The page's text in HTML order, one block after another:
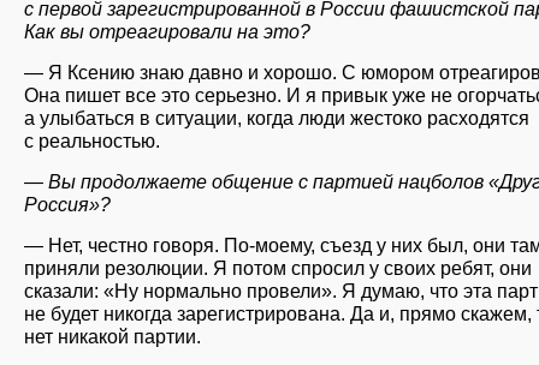
с первой зарегистрированной в России фашистской
Как вы отреагировали на это?
— Я Ксению знаю давно и хорошо. С юмором
Она пишет все это серьезно. И я привык уже не
а улыбаться в ситуации, когда люди жестоко расходятся
с реальностью.
— Вы продолжаете общение с партией нацболов
Россия»?
— Нет, честно говоря. По-моему, съезд у них был, они
приняли резолюции. Я потом спросил у своих ребят, они
сказали: «Ну нормально провели». Я думаю, что эта
не будет никогда зарегистрирована. Да и, прямо скажем,
нет никакой партии.